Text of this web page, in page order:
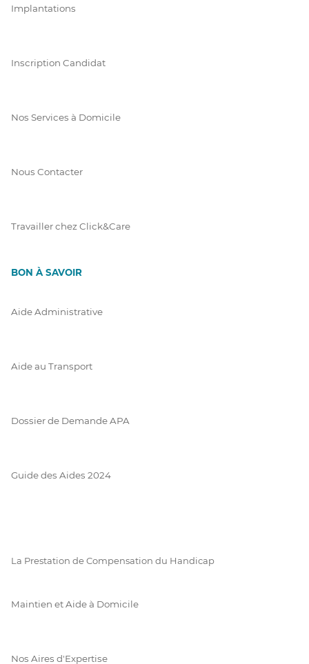
Implantations
Inscription Candidat
Nos Services à Domicile
Nous Contacter
Travailler chez Click&Care
BON À SAVOIR
Aide Administrative
Aide au Transport
Dossier de Demande APA
Guide des Aides 2024
La Prestation de Compensation du Handicap
Maintien et Aide à Domicile
Nos Aires d'Expertise